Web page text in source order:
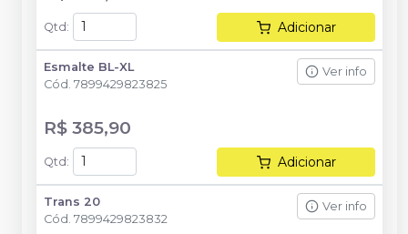
Qtd : Adicionar
Esmalte BL-XL
Cód. 7899429823825
Ver info
R$ 385,90
Qtd : Adicionar
Trans 20
Cód. 7899429823832
Ver info